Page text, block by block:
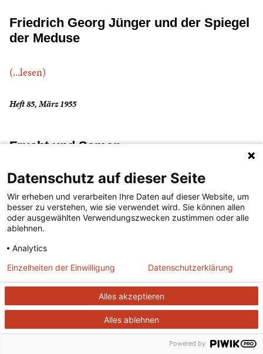
Friedrich Georg Jünger und der Spiegel
der Meduse
(...lesen)
Heft 85, März 1955
Frucht und Samen
(...lesen)
Heft 49, März 1952
Föhn
(...lesen)
Datenschutz auf dieser Seite
Wir erheben und verarbeiten Ihre Daten auf dieser Website, um
besser zu verstehen, wie sie verwendet wird. Sie können allen
oder ausgewählten Verwendungszwecken zustimmen oder alle
ablehnen.
Analytics
Alles akzeptieren
Alles ablehnen
Einzelheiten der Einwilligung Datenschutzerklärung
Powered by